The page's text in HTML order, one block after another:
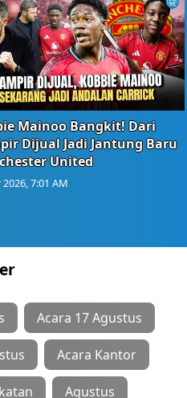
Mainoo Bangkit! Dari
Dijual Jadi Jantung Baru
United
7:01 AM
Acara 17 Agustus
Acara Kantor
Agustus